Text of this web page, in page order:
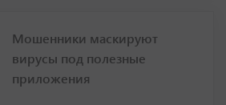
Мошенники маскируют
вирусы под полезные
приложения